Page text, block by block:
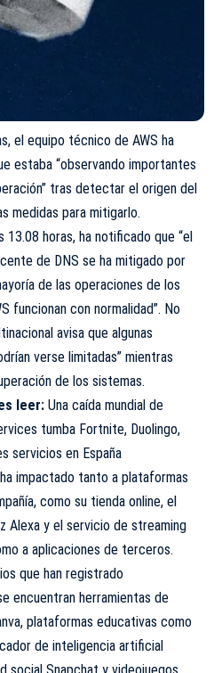
el equipo técnico de AWS ha
estaba “observando importantes
tras detectar el origen del
medidas para mitigarlo.
13.08 horas, ha notificado que “el
de DNS se ha mitigado por
de las operaciones de los
funcionan con normalidad”. No
avisa que algunas
verse limitadas” mientras
de los sistemas.
leer: Una caída mundial de
tumba Fortnite, Duolingo,
servicios en España
impactado tanto a plataformas
como su tienda online, el
Alexa y el servicio de streaming
a aplicaciones de terceros.
que han registrado
encuentran herramientas de
plataformas educativas como
de inteligencia artificial